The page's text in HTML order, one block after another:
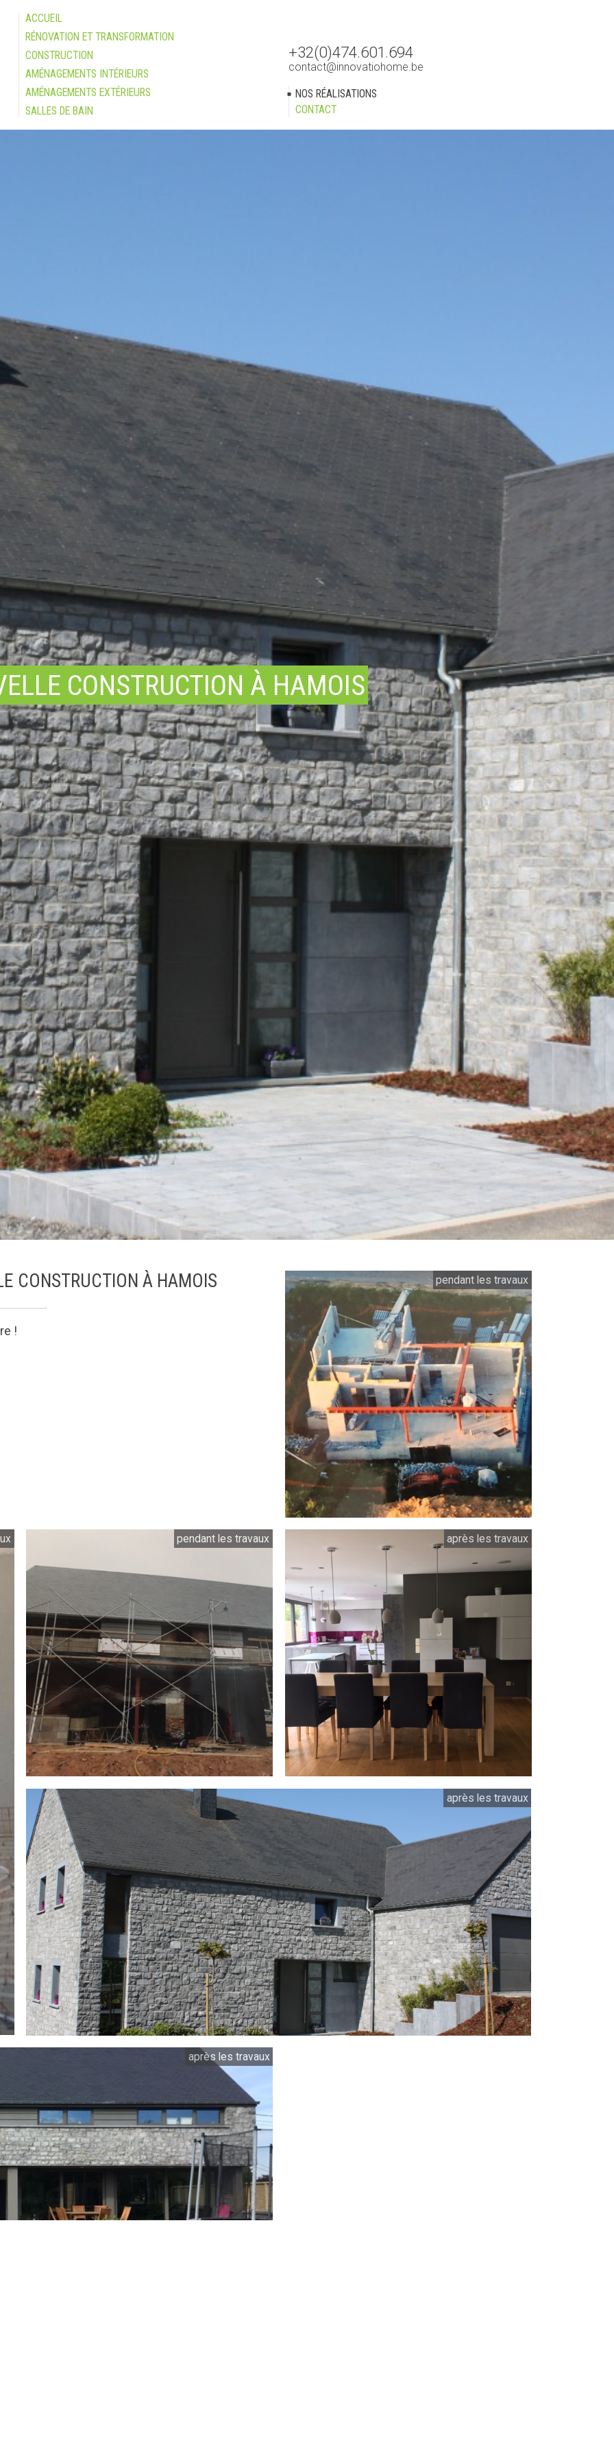
ACCUEIL
RÉNOVATION ET TRANSFORMATION
CONSTRUCTION
AMÉNAGEMENTS INTÉRIEURS
AMÉNAGEMENTS EXTÉRIEURS
SALLES DE BAIN
+32(0)474.601.694
contact@innovatiohome.be
NOS RÉALISATIONS
CONTACT
CONSTRUCTION À HAMOIS
CONSTRUCTION À HAMOIS
!
pendant les travaux
pendant les travaux après les travaux
après les travaux
après les travaux